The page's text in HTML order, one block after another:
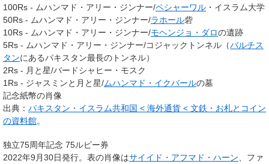
100Rs - ムハンマド・アリー・ジンナー/ペシャーワル ・イスラム大学
50Rs - ムハンマド・アリー・ジンナー/ラホール砦
10Rs - ムハンマド・アリー・ジンナー/モヘンジョ・ダロの遺跡
5Rs - ムハンマド・アリー・ジンナー/コジャックトンネル（バルチス
タンにあるパキスタン最長のトンネル）
2Rs - 月と星/バードシャヒー・モスク
1Rs - ジャスミンと月と星/ムハンマド・イクバールの墓
記念紙幣の肖像
出典： パキスタン・イスラム共和国 < 海外通貨 < 文鉄・お札とコイン
の資料館。
独立75周年記念 75ルピー券
2022年9月30日発行。表の肖像はサイイド・アフマド・ハーン
ファ